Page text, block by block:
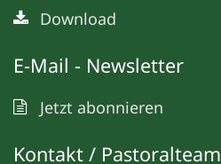
Download
E-Mail - Newsletter
Jetzt abonnieren
Kontakt / Pastoralteam